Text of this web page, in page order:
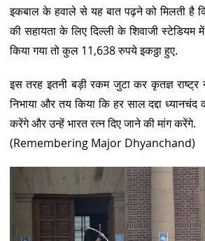
इकबाल के हवाले से यह बात पढ़ने को मिलती है
की सहायता के लिए दिल्ली के शिवाजी स्टेडियम
किया गया तो कुल 11,638 रुपये इकठ्ठा हुए.
इस तरह इतनी बड़ी रकम जुटा कर कृतज्ञ
निभाया और तय किया कि हर साल दद्दा
करेंगे और उन्हें भारत रत्न दिए जाने की मांग करेंगे.
(Remembering Major Dhyanchand)